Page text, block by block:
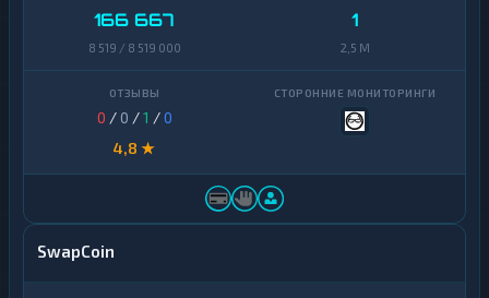
166 667
8 519 / 8 519 000
1
2,5 M
0 / 0 /1 /0
4,8 ★
SwapCoin